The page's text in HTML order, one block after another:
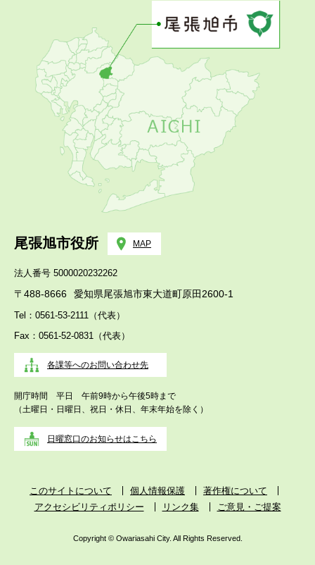
尾張旭市役所 MAP
法人番号 5000020232262
〒488-8666 愛知県尾張旭市東大道町原田2600-1
Tel：0561-53-2111（代表）
Fax：0561-52-0831（代表）
各課等へのお問い合わせ先
開庁時間 平日 午前9時から午後5時まで
（土曜日・日曜日、祝日・休日、年末年始を除く）
日曜窓口のお知らせはこちら
このサイトについて 個人情報保護
著作権について
アクセシビリティポリシー
リンク集 ご意見・ご提案
Copyright © Owariasahi City. All Rights Reserved.